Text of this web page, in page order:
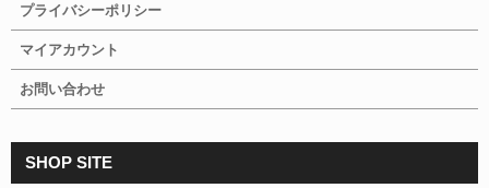
プライバシーポリシー
マイアカウント
お問い合わせ
SHOP SITE